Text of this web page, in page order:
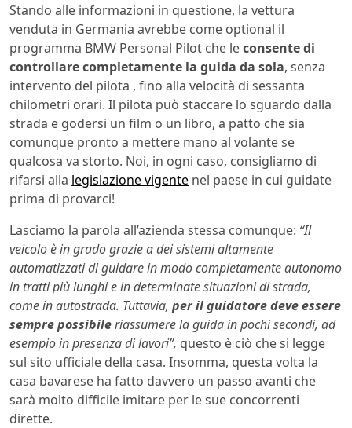
Stando alle informazioni in questione, la vettura
venduta in Germania avrebbe come optional il
programma BMW Personal Pilot che leconsente di
controllare completamente la guida da sola, senza
intervento del pilota , fino alla velocità di sessanta
chilometri orari. Il pilota può staccare lo sguardo dalla
strada e godersi un film o un libro, a patto che sia
comunque pronto a mettere mano al volante se
qualcosa va storto. Noi, in ogni caso, consigliamo di
rifarsi alla legislazione vigente nel paese in cui guidate
prima di provarci!
Lasciamo la parola all’azienda stessa comunque: “Il
veicolo è in grado grazie a dei sistemi altamente
automatizzati di guidare in modo completamente autonomo
in tratti più lunghi e in determinate situazioni di strada,
come in autostrada. Tuttavia, per il guidatore deve essere
sempre possibileriassumere la guida in pochi secondi, ad
esempio in presenza di lavori”, questo è ciò che si legge
sul sito ufficiale della casa. Insomma, questa volta la
casa bavarese ha fatto davvero un passo avanti che
sarà molto difficile imitare per le sue concorrenti
dirette.